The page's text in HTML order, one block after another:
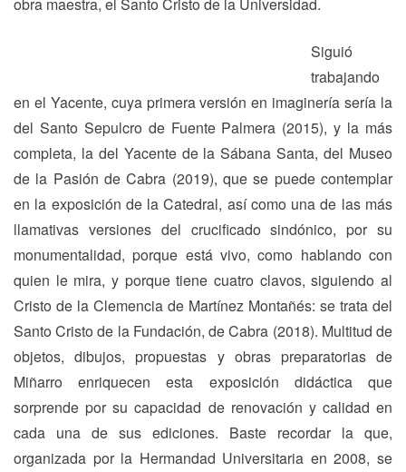
Siguió
trabajando
en el Yacente, cuya primera versión en imaginería sería la
del Santo Sepulcro de Fuente Palmera (2015), y la más
completa, la del Yacente de la Sábana Santa, del Museo
de la Pasión de Cabra (2019), que se puede contemplar
en la exposición de la Catedral, así como una de las más
llamativas versiones del crucificado sindónico, por su
monumentalidad, porque está vivo, como hablando con
quien le mira, y porque tiene cuatro clavos, siguiendo al
Cristo de la Clemencia de Martínez Montañés: se trata del
Santo Cristo de la Fundación, de Cabra (2018). Multitud de
objetos, dibujos, propuestas y obras preparatorias de
Miñarro enriquecen esta exposición didáctica que
sorprende por su capacidad de renovación y calidad en
cada una de sus ediciones. Baste recordar la que,
organizada por la Hermandad Universitaria en 2008, se